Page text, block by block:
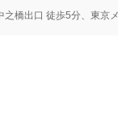
之橋出口 徒歩5分、東